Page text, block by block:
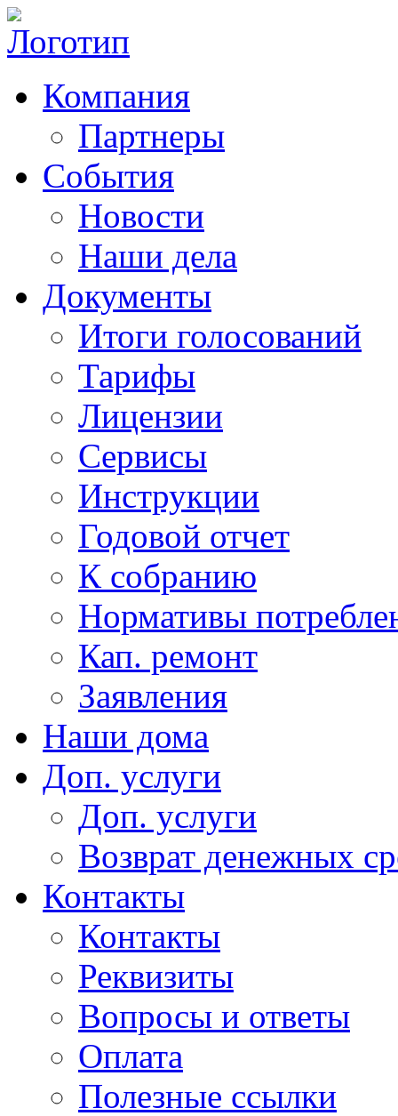
Компания
Партнеры
События
Новости
Наши дела
Документы
Итоги голосований
Тарифы
Лицензии
Сервисы
Инструкции
Годовой отчет
К собранию
Нормативы
Кап. ремонт
Заявления
Наши дома
Доп. услуги
Доп. услуги
Возврат денежных
Контакты
Контакты
Реквизиты
Вопросы и ответы
Оплата
Полезные ссылки